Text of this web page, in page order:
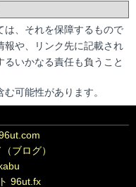
は、それを保障するもので
報や、リンク先に記載され
いかなる責任も負うこと
可能性があります。
ブログ）
96ut.fx